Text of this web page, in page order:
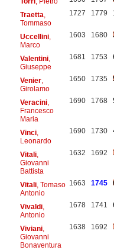
Traetta
Tommaso
1727 1779
Uccellini,
Marco
1603 1680
Valentini,
Giuseppe
1681 1753
Venier,
Girolamo
1650 1735
Veracini,
Francesco
Maria
1690 1768
Vinci,
Leonardo
1690 1730
Vitali,
Giovanni
Battista
1632 1692
Vitali, Tomaso
Antonio
1663 1745
Vivaldi,
Antonio
1678 1741
Viviani,
Giovanni
Bonaventura
1638 1692